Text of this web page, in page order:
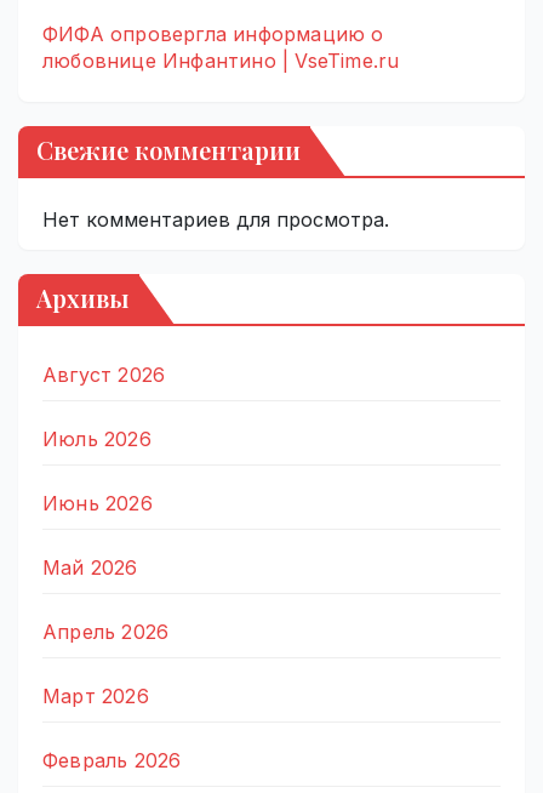
ФИФА опровергла информацию о
любовнице Инфантино | VseTime.ru
Свежие комментарии
Нет комментариев для просмотра.
Архивы
Август 2026
Июль 2026
Июнь 2026
Май 2026
Апрель 2026
Март 2026
Февраль 2026